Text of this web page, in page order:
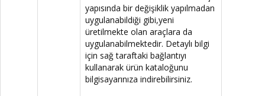
yapısında bir değişiklik yapılmadan
uygulanabildiği gibi,yeni
üretilmekte olan araçlara da
uygulanabilmektedir. Detaylı bilgi
için sağ taraftaki bağlantıyı
kullanarak ürün kataloğunu
bilgisayarınıza indirebilirsiniz.